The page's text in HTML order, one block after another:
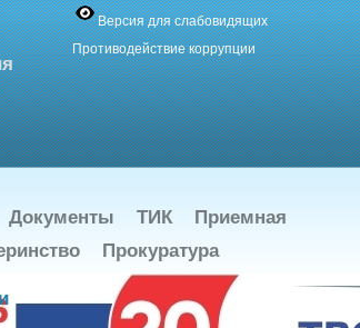
Версия для слабовидящих
Противодействие коррупции
Документы ТИК
Приемная
Прокуратура